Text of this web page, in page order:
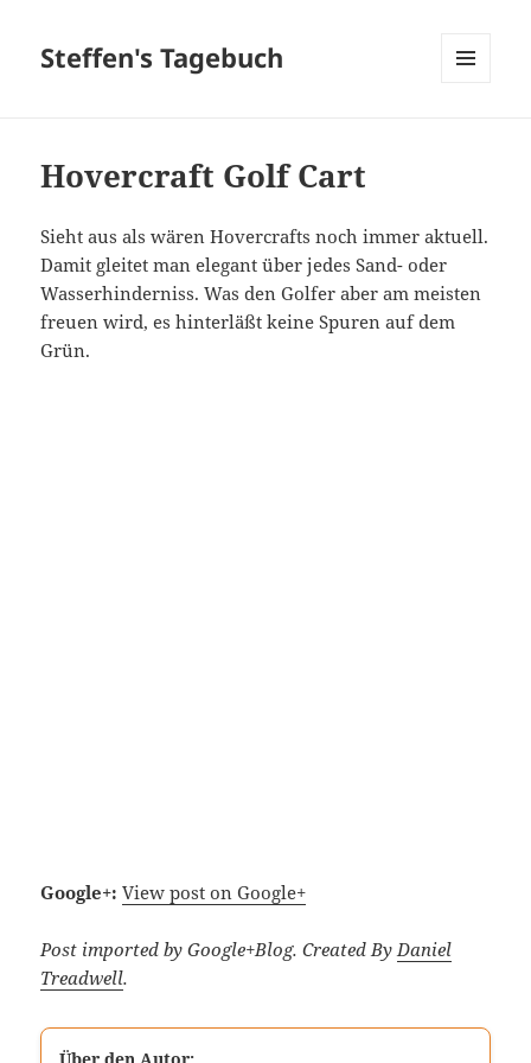
Steffen's Tagebuch
Hovercraft Golf Cart
Sieht aus als wären Hovercrafts noch immer aktuell.
Damit gleitet man elegant über jedes Sand- oder
Wasserhinderniss. Was den Golfer aber am meisten
freuen wird, es hinterläßt keine Spuren auf dem
Grün.
Google+: View post on Google+
Post imported by Google+Blog. Created ByDaniel
Treadwell.